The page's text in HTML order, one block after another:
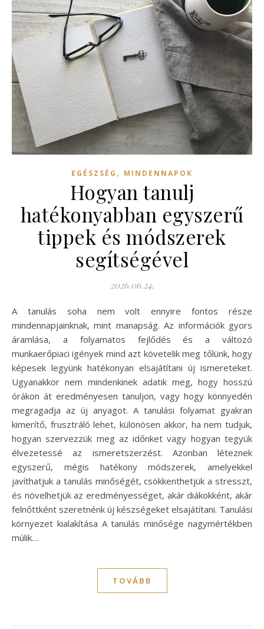
EGÉSZSÉG , MINDENNAPOK
Hogyan tanulj
hatékonyabban egyszerű
tippek és módszerek
segítségével
2026.06.24.
A tanulás soha nem volt ennyire fontos része
mindennapjainknak, mint manapság. Az információk gyors
áramlása, a folyamatos fejlődés és a változó
munkaerőpiaci igények mind azt követelik meg tőlünk, hogy
képesek legyünk hatékonyan elsajátítani új ismereteket.
Ugyanakkor nem mindenkinek adatik meg, hogy hosszú
órákon át eredményesen tanuljon, vagy hogy könnyedén
megragadja az új anyagot. A tanulási folyamat gyakran
kimerítő, frusztráló lehet, különösen akkor, ha nem tudjuk,
hogyan szervezzük meg az időnket vagy hogyan tegyük
élvezetessé az ismeretszerzést. Azonban léteznek
egyszerű, mégis hatékony módszerek, amelyekkel
javíthatjuk a tanulás minőségét, csökkenthetjük a stresszt,
és növelhetjük az eredményességet, akár diákokként, akár
felnőttként szeretnénk új készségeket elsajátítani. Tanulási
környezet kialakítása A tanulás minősége nagymértékben
múlik…
TOVÁBB